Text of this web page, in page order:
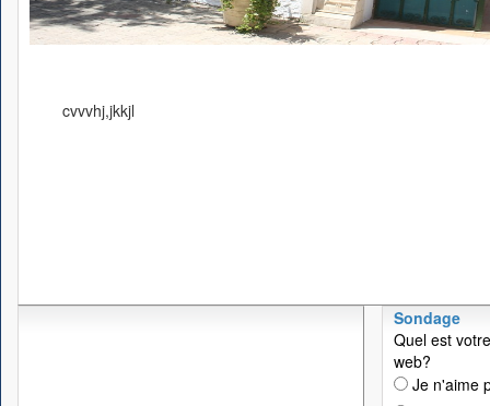
cvvvhj,jkkjl
Sondage
Quel est
web?
Je n'aime